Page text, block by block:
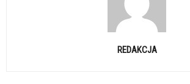
REDAKCJA